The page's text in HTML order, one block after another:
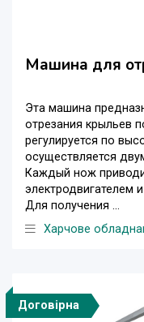
Машина для
Эта машина
отрезания крыльев
регулируется по
осуществляется
Каждый нож
Для получения ...
Харчове
Договірна